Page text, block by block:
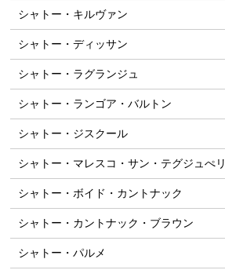
シャトー・キルヴァン
シャトー・ディッサン
シャトー・ラグランジュ
シャトー・ランゴア・バルトン
シャトー・ジスクール
シャトー・マレスコ・サン・テグジュぺリ
シャトー・ボイド・カントナック
シャトー・カントナック・ブラウン
シャトー・パルメ